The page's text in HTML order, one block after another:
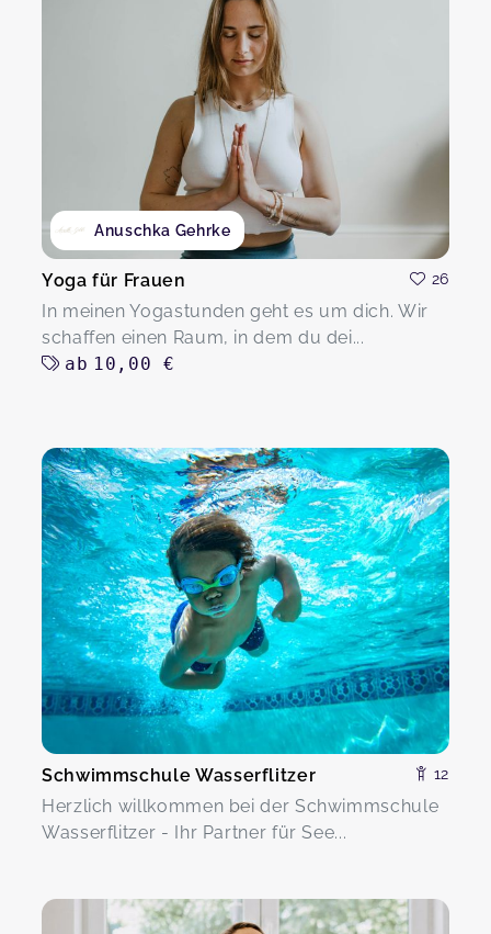
Anuschka Gehrke
Yoga für Frauen 26
In meinen Yogastunden geht es um dich. Wir
schaffen einen Raum, in dem du dei...
ab 10,00 €
Schwimmschule Wasserflitzer 12
Herzlich willkommen bei der Schwimmschule
Wasserflitzer - Ihr Partner für See...